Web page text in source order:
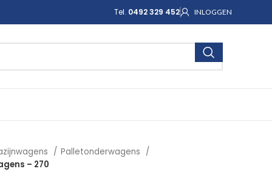
Tel. 0492 329 452 INLOGGEN
Palletonderwagens
– 270